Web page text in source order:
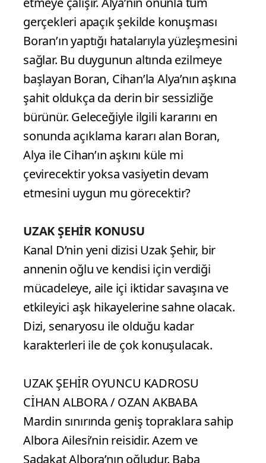
gerçekleri apaçık şekilde konuşması
Boran’ın yaptığı hatalarıyla yüzleşmesini
sağlar. Bu duygunun altında ezilmeye
başlayan Boran, Cihan’la Alya’nın aşkına
şahit oldukça da derin bir sessizliğe
bürünür. Geleceğiyle ilgili kararını en
sonunda açıklama kararı alan Boran,
Alya ile Cihan’ın aşkını küle mi
çevirecektir yoksa vasiyetin devam
etmesini uygun mu görecektir?
UZAK ŞEHİR KONUSU
Kanal D’nin yeni dizisi Uzak Şehir, bir
annenin oğlu ve kendisi için verdiği
mücadeleye, aile içi iktidar savaşına ve
etkileyici aşk hikayelerine sahne olacak.
Dizi, senaryosu ile olduğu kadar
karakterleri ile de çok konuşulacak.
UZAK ŞEHİR OYUNCU KADROSU
CİHAN ALBORA / OZAN AKBABA
Mardin sınırında geniş topraklara sahip
Albora Ailesi’nin reisidir. Azem ve
Sadakat Albora’nın oğludur. Baba